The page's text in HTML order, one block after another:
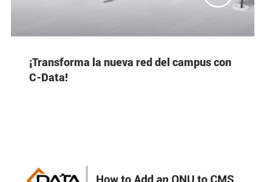
¡Transforma la nueva red del campus con
C-Data!